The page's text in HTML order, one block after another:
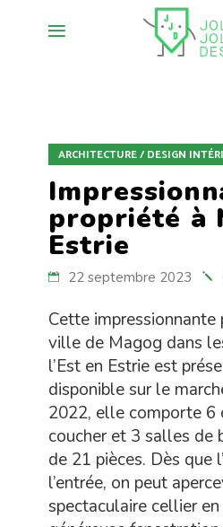
ARCHITECTURE / DESIGN
propriété à
Estrie
22 septembre 2023
Cette impressionnante
ville de Magog dans
l’Est en Estrie est
disponible sur le
2022, elle comporte 6
coucher et 3 salles de
de 21 pièces. Dès que
l’entrée, on peut
spectaculaire cellier en